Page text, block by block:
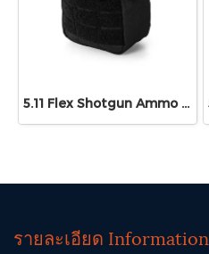
5.11 Flex Shotgun Ammo Pouch
รายละเอียด Information